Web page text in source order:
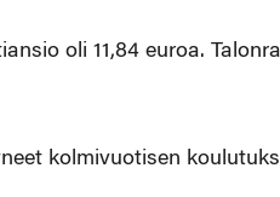
oli 11,84 euroa.
kolmivuotisen